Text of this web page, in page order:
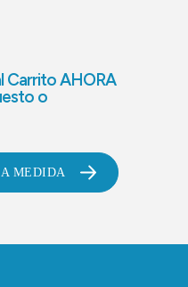
Carrito AHORA
o
A MEDIDA